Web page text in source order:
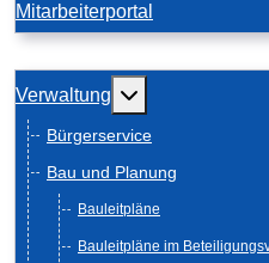
Mitarbeiterportal
Verwaltung Weitere
Bürgerservice
Bau und Planung
Bauleitpläne
Bauleitpläne im